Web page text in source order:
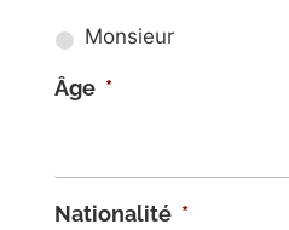
Monsieur
Âge *
Nationalité *